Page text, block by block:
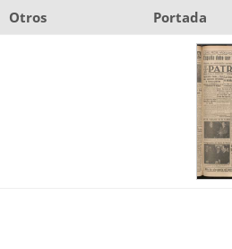
Otros
Portada